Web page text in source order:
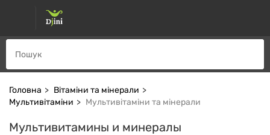
Головна
Вітаміни та мінерали
Мультивітаміни
Мультивітаміни та мінерали
Мультивитамины и минералы